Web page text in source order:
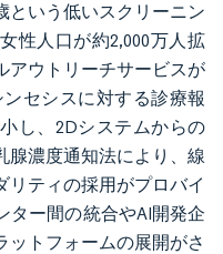
という低いスクリーニン
性人口が約2,000万人拡
アウトリーチサービスが
セシスに対する診療報
し、2Dシステムからの
腺濃度通知法により、線
リティの採用がプロバイ
ター間の統合やAI開発企
ットフォームの展開がさ